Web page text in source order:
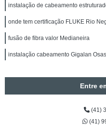
instalação de cabeamento
onde tem certificação FLUKE Rio
fusão de fibra valor Medianeira
instalação cabeamento Gigalan
Entre
(41)
(41)